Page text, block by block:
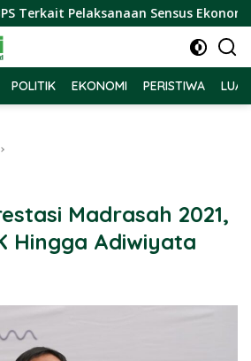
Pelaksanaan Sensus Ekonomi 2026
POLITIK EKONOMI PERISTIWA
Madrasah 2021,
Hingga Adiwiyata